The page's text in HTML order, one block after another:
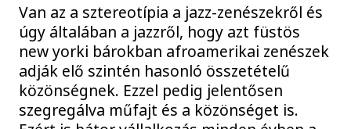
Van az a sztereotípia a jazz-zenészekről és
úgy általában a jazzről, hogy azt füstös
new yorki bárokban afroamerikai zenészek
adják elő szintén hasonló összetételű
közönségnek. Ezzel pedig jelentősen
szegregálva műfajt és a közönséget is.